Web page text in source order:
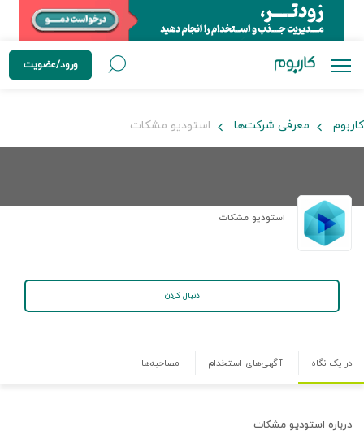
ورود/عضویت
کاربوم معرفی شرکت‌ها استودیو مشکات
استودیو مشکات
دنبال کردن
در یک نگاه آگهی‌های استخدام مصاحبه‌ها
درباره استودیو مشکات